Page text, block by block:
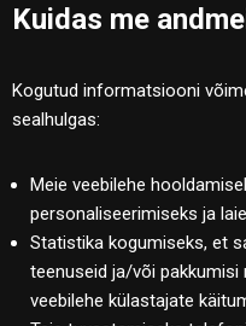
Kuidas me
Kogutud informatsiooni
sealhulgas:
Meie veebilehe
personaliseerimiseks ja
Statistika kogumiseks, et
teenuseid ja/või pakkumisi
veebilehe külastajate